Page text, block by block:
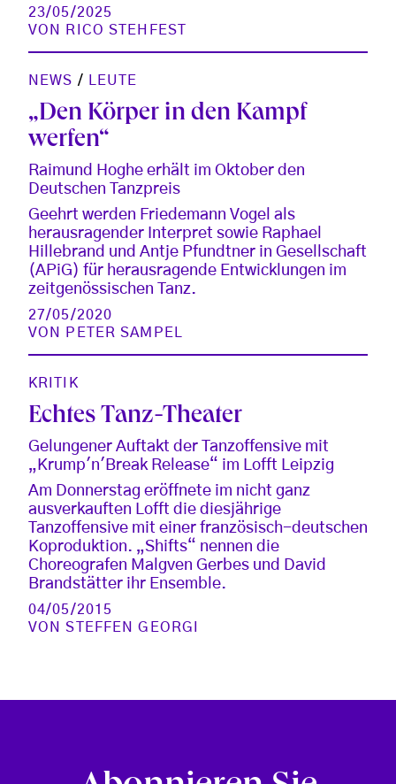
23/05/2025
VON
RICO STEHFEST
NEWS / LEUTE
„Den Körper in den Kampf
werfen“
Raimund Hoghe erhält im Oktober den
Deutschen Tanzpreis
Geehrt werden Friedemann Vogel als
herausragender Interpret sowie Raphael
Hillebrand und Antje Pfundtner in Gesellschaft
(APiG) für herausragende Entwicklungen im
zeitgenössischen Tanz.
27/05/2020
VON
PETER SAMPEL
KRITIK
Echtes Tanz-Theater
Gelungener Auftakt der Tanzoffensive mit
„Krump'n'Break Release“ im Lofft Leipzig
Am Donnerstag eröffnete im nicht ganz
ausverkauften Lofft die diesjährige
Tanzoffensive mit einer französisch-deutschen
Koproduktion. „Shifts“ nennen die
Choreografen Malgven Gerbes und David
Brandstätter ihr Ensemble.
04/05/2015
VONSTEFFEN GEORGI